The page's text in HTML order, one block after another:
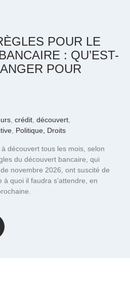
POUR LE
: QU’EST-
POUR
crédit découvert
Politique, Droits
découvert tous les mois, selon
du découvert bancaire, qui
novembre 2026, ont suscité de
quoi il faudra s’attendre, en